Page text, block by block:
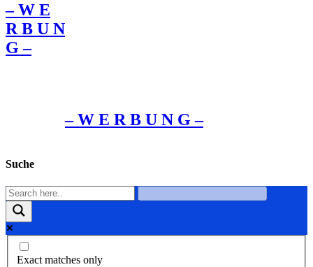
– W Ε
R Β U Ν
G –
– W Ε R Β U Ν G –
Suche
Exact matches only